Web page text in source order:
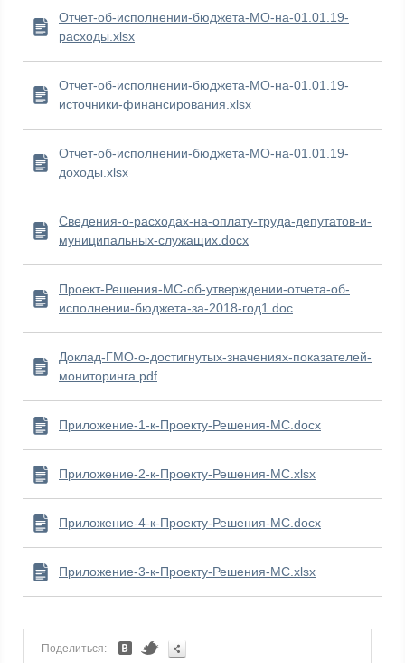
Отчет-об-исполнении-бюджета-МО-на-01.01.19-
расходы.xlsx
Отчет-об-исполнении-бюджета-МО-на-01.01.19-
источники-финансирования.xlsx
Отчет-об-исполнении-бюджета-МО-на-01.01.19-
доходы.xlsx
Сведения-о-расходах-на-оплату-труда-депутатов-и-
муниципальных-служащих.docx
Проект-Решения-МС-об-утверждении-отчета-об-
исполнении-бюджета-за-2018-год1.doc
Доклад-ГМО-о-достигнутых-значениях-показателей-
мониторинга.pdf
Приложение-1-к-Проекту-Решения-МС.docx
Приложение-2-к-Проекту-Решения-МС.xlsx
Приложение-4-к-Проекту-Решения-МС.docx
Приложение-3-к-Проекту-Решения-МС.xlsx
Поделиться: